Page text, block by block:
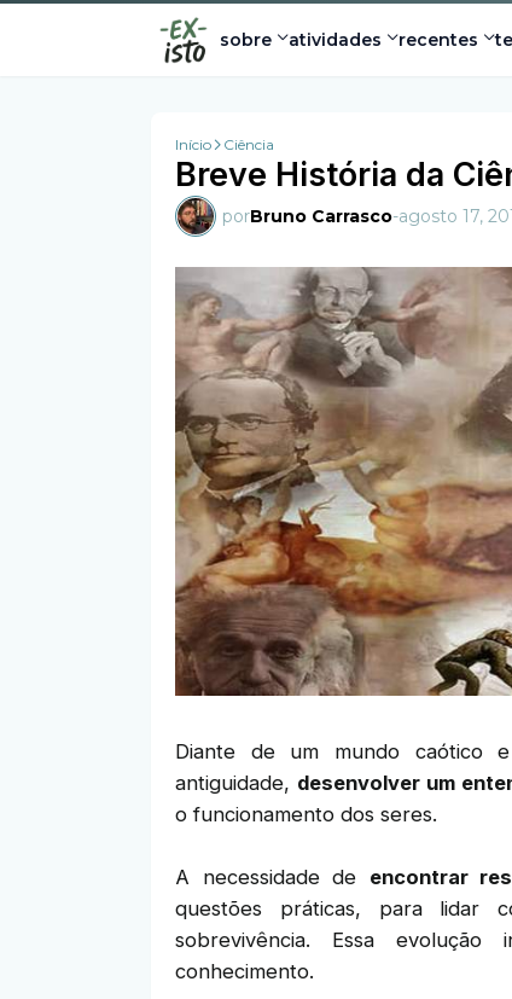
sobre atividades recentes
Início Ciência
Breve História da
porBruno Carrasco-agosto 17,
Diante de um mundo caótico
antiguidade, desenvolver um
o funcionamento dos seres.
A necessidade de encontrar
questões práticas, para lidar
sobrevivência. Essa
conhecimento.